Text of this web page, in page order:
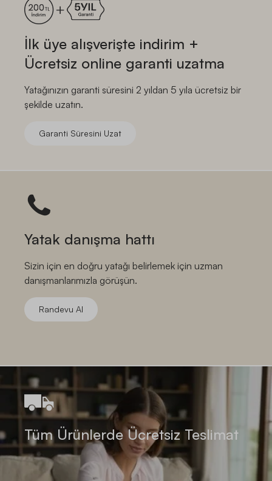
İlk üye alışverişte indirim +
Ücretsiz online garanti uzatma
Yatağınızın garanti süresini 2 yıldan 5 yıla ücretsiz bir
şekilde uzatın.
Garanti Süresini Uzat
Yatak danışma hattı
Sizin için en doğru yatağı belirlemek için uzman
danışmanlarımızla görüşün.
Randevu Al
Tüm Ürünlerde Ücretsiz Teslimat